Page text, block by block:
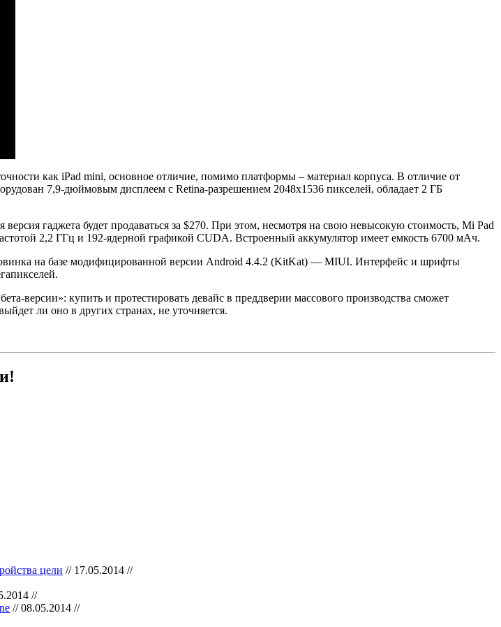
как iPad mini, основное отличие, помимо платформы – материал корпуса. В отличие от
7,9-дюймовым дисплеем с Retina-разрешением 2048х1536 пикселей, обладает 2 ГБ
гаджета будет продаваться за $270. При этом, несмотря на свою невысокую стоимость, Mi Pad
2,2 ГГц и 192-ядерной графикой CUDA. Встроенный аккумулятор имеет емкость 6700 мАч.
на базе модифицированной версии Android 4.4.2 (KitKat) — MIUI. Интерфейс и шрифты
версии»: купить и протестировать девайс в преддверии массового производства сможет
ли оно в других странах, не уточняется.
цели // 17.05.2014 //
//
// 08.05.2014 //